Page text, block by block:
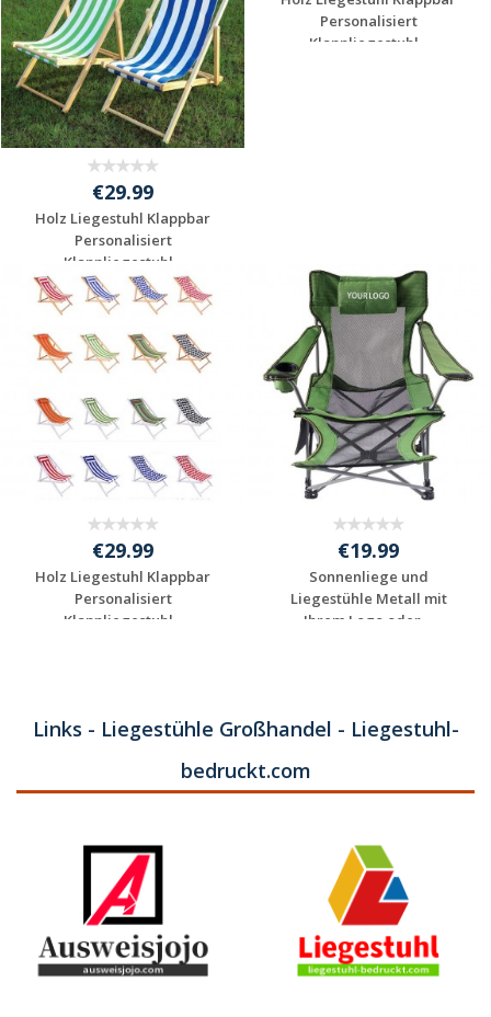
€29.99
Holz Liegestuhl Klappbar
Personalisiert
Klappliegestuhl...
Individuelles
Angebot anfordern
Individuelles
Angebot anfordern
€29.99
Holz Liegestuhl Klappbar
Personalisiert
Klappliegestuhl...
€19.99
Sonnenliege und
Liegestühle Metall mit
Ihrem Logo oder ...
Links - Liegestühle Großhandel - Liegestuhl-
bedruckt.com